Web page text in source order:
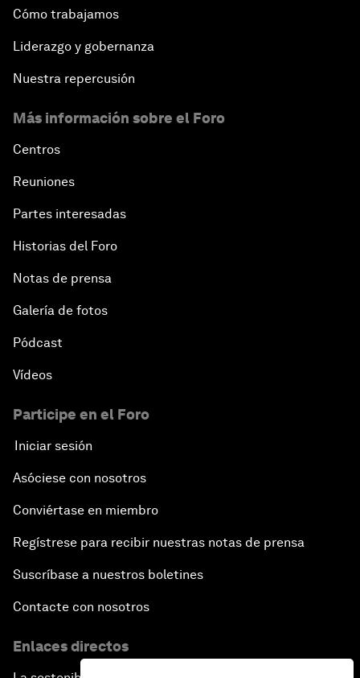
Cómo trabajamos
Liderazgo y gobernanza
Nuestra repercusión
Más información sobre el Foro
Centros
Reuniones
Partes interesadas
Historias del Foro
Notas de prensa
Galería de fotos
Pódcast
Vídeos
Participe en el Foro
Iniciar sesión
Asóciese con nosotros
Conviértase en miembro
Regístrese para recibir nuestras notas de prensa
Suscríbase a nuestros boletines
Contacte con nosotros
Enlaces directos